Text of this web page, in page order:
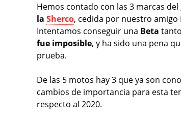
Hemos contado con las 3 marcas del
la Sherco, cedida por nuestro
Intentamos conseguir una Beta
fue imposible, y ha sido una pena
prueba.
De las 5 motos hay 3 que ya son
cambios de importancia para esta
respecto al 2020.